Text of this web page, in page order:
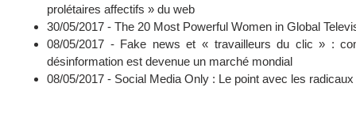
prolétaires affectifs » du web
30/05/2017 - The 20 Most Powerful Women in Global
08/05/2017 - Fake news et « travailleurs du clic » :
désinformation est devenue un marché mondial
08/05/2017 - Social Media Only : Le point avec les radicaux